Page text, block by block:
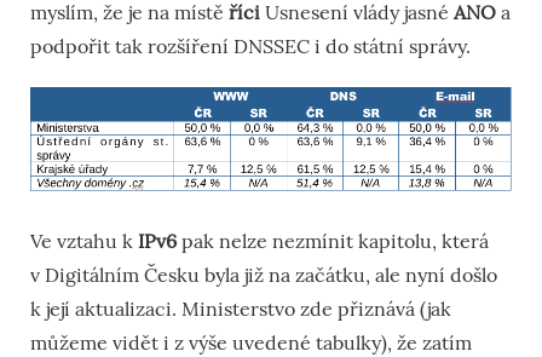
myslím, že je na místě říci Usnesení vlády jasné ANO a
podpořit tak rozšíření DNSSEC i do státní správy.
Ve vztahu k IPv6 pak nelze nezmínit kapitolu, která
v Digitálním Česku byla již na začátku, ale nyní došlo
k její aktualizaci. Ministerstvo zde přiznává (jak
můžeme vidět i z výše uvedené tabulky), že zatím